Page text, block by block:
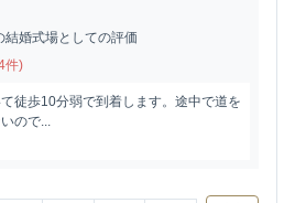
結婚式場としての評価
件)
徒歩10分弱で到着します。途中で道を
ので...